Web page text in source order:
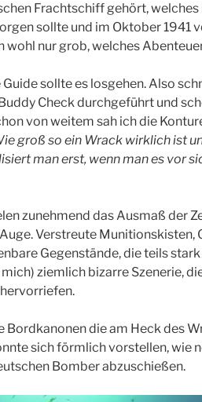
Frachtschiff gehört,
sollte und im Oktober 1941
nur grob, welches
sollte es losgehen. Also
Check durchgeführt und
von weitem sah ich die
groß so ein Wrack wirklich ist
man erst, wenn man es vor
zunehmend das Ausmaß der
Verstreute Munitionskisten,
Gegenstände, die teils
ziemlich bizarre Szenerie,
die am Heck des
sich förmlich vorstellen, wie
Bomber abzuschießen.